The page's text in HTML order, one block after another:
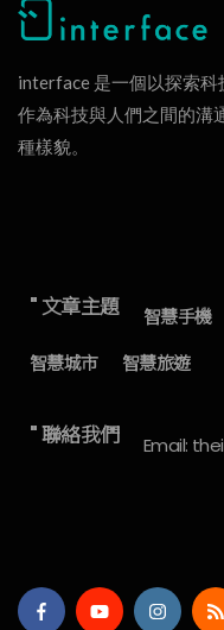
interface 是一個以探索
作為科技與人們之間的溝
種樣貌。
" 文章主題 智慧手機
智慧城市
智慧旅遊
" 聯絡我們 Email: